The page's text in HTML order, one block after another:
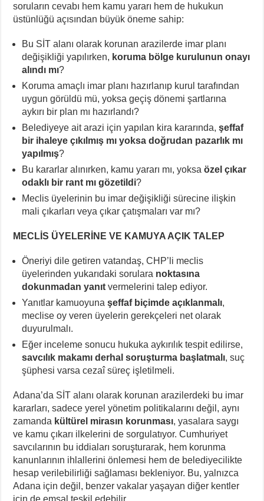
soruların cevabı hem kamu yararı hem de hukukun
üstünlüğü açısından büyük öneme sahip:
Bu SİT alanı olarak korunan arazilerde imar planı
değişikliği yapılırken, koruma bölge kurulunun onayı
alındı mı?
Koruma amaçlı imar planı hazırlanıp kurul tarafından
uygun görüldü mü, yoksa geçiş dönemi şartlarına
aykırı bir plan mı hazırlandı?
Belediyeye ait arazi için yapılan kira kararında,şeffaf
bir ihaleye çıkılmış mı yoksa doğrudan pazarlık mı
yapılmış?
Bu kararlar alınırken, kamu yararı mı, yoksaözel çıkar
odaklı bir rant mı gözetildi?
Meclis üyelerinin bu imar değişikliği sürecine ilişkin
mali çıkarları veya çıkar çatışmaları var mı?
MECLİS ÜYELERİNE VE KAMUYA AÇIK TALEP
Öneriyi dile getiren vatandaş, CHP’li meclis
üyelerinden yukarıdaki sorulara noktasına
dokunmadan yanıt vermelerini talep ediyor.
Yanıtlar kamuoyunaşeffaf biçimde açıklanmalı,
meclise oy veren üyelerin gerekçeleri net olarak
duyurulmalı.
Eğer inceleme sonucu hukuka aykırılık tespit edilirse,
savcılık makamı derhal soruşturma başlatmalı, suç
şüphesi varsa cezaî süreç işletilmeli.
Adana’da SİT alanı olarak korunan arazilerdeki bu imar
kararları, sadece yerel yönetim politikalarını değil, aynı
zamanda kültürel mirasın korunması, yasalara saygı
ve kamu çıkarı ilkelerini de sorgulatıyor. Cumhuriyet
savcılarının bu iddiaları soruşturarak, hem korunma
kanunlarının ihlallerini önlemesi hem de belediyecilikte
hesap verilebilirliği sağlaması bekleniyor. Bu, yalnızca
Adana için değil, benzer vakalar yaşayan diğer kentler